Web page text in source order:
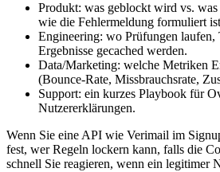
Produkt: was geblockt wird vs.
wie die Fehlermeldung formuliert
Engineering: wo Prüfungen laufen,
Ergebnisse gecached werden.
Data/Marketing: welche Metriken
(Bounce‑Rate, Missbrauchsrate,
Support: ein kurzes Playbook für
Nutzererklärungen.
Wenn Sie eine API wie Verimail im
fest, wer Regeln lockern kann, falls die
schnell Sie reagieren, wenn ein legitimer